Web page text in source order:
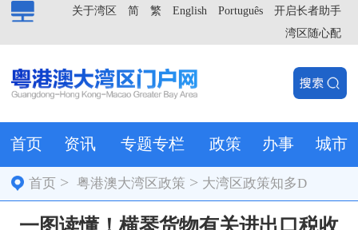
开启长者助手
Português
English
繁
简
关于湾区
湾区随心配
首页 资讯 专题专栏 政策 办事 城市
首页 >粤港澳大湾区政策 > 大湾区政策知多D
一图读懂！横琴货物有关进出口税收